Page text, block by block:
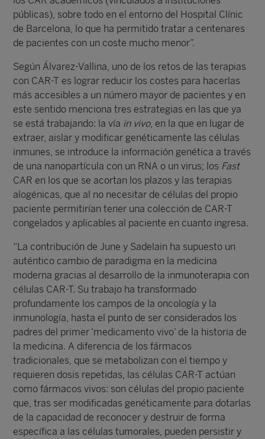
públicas), sobre todo en el entorno del Hospital Clínic
de Barcelona, lo que ha permitido tratar a centenares
de pacientes con un coste mucho menor”.
Según Álvarez-Vallina, uno de los retos de las terapias
con CAR-T es lograr reducir los costes para hacerlas
más accesibles a un número mayor de pacientes y en
este sentido menciona tres estrategias en las que ya
se está trabajando: la vía in vivo, en la que en lugar de
extraer, aislar y modificar genéticamente las células
inmunes, se introduce la información genética a través
de una nanopartícula con un RNA o un virus; los Fast
CAR en los que se acortan los plazos y las terapias
alogénicas, que al no necesitar de células del propio
paciente permitirían tener una colección de CAR-T
congelados y aplicables al paciente en cuanto ingresa.
“La contribución de June y Sadelain ha supuesto un
auténtico cambio de paradigma en la medicina
moderna gracias al desarrollo de la inmunoterapia con
células CAR‑T. Su trabajo ha transformado
profundamente los campos de la oncología y la
inmunología, hasta el punto de ser considerados los
padres del primer ‘medicamento vivo’ de la historia de
la medicina. A diferencia de los fármacos
tradicionales, que se metabolizan con el tiempo y
requieren dosis repetidas, las células CAR‑T actúan
como fármacos vivos: son células del propio paciente
que, tras ser modificadas genéticamente para dotarlas
de la capacidad de reconocer y destruir de forma
específica a las células tumorales, pueden persistir y